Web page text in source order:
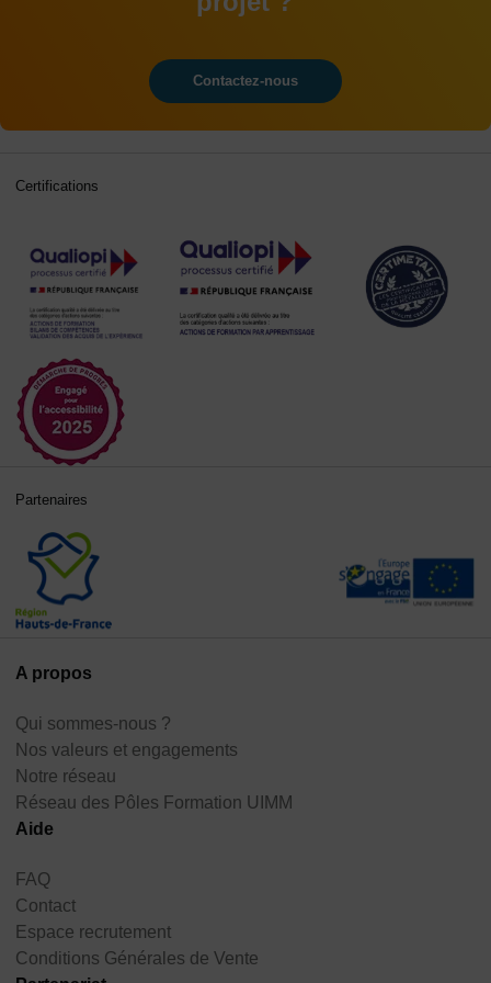
Contactez-nous
A propos
Qui sommes-nous ?
Nos valeurs et engagements
Notre réseau
Réseau des Pôles Formation UIMM
Aide
FAQ
Contact
Espace recrutement
Conditions Générales de Vente
Certifications
Partenaires